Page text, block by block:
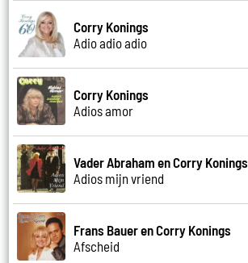
Corry Konings
Adio adio adio
Corry Konings
Adios amor
Vader Abraham en Corry Konings
Adios mijn vriend
Frans Bauer en Corry Konings
Afscheid